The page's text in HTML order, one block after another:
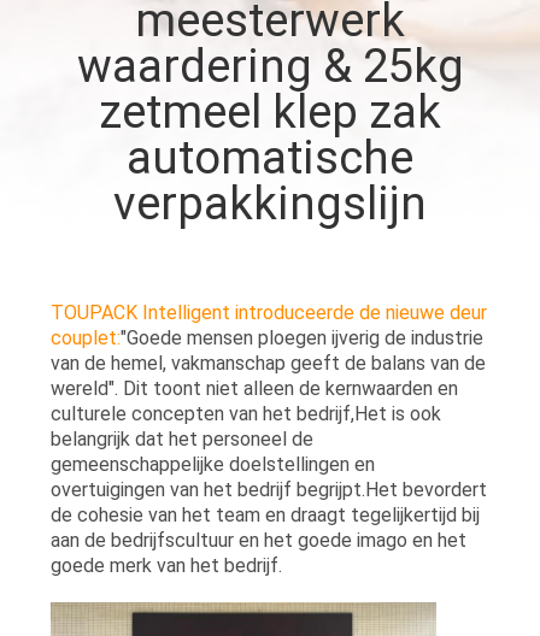
KWALITEITSCONTROLE
CONTACT
NIEUWS
GEVALLEN
VRAAG
EEN
OFFERTE
meesterwerk
waardering & 25kg
zetmeel klep zak
automatische
verpakkingslijn
TOUPACK Intelligent introduceerde de nieuwe deur
couplet:"Goede mensen ploegen ijverig de industrie
van de hemel, vakmanschap geeft de balans van de
wereld". Dit toont niet alleen de kernwaarden en
culturele concepten van het bedrijf,Het is ook
belangrijk dat het personeel de
gemeenschappelijke doelstellingen en
overtuigingen van het bedrijf begrijpt.Het bevordert
de cohesie van het team en draagt tegelijkertijd bij
aan de bedrijfscultuur en het goede imago en het
goede merk van het bedrijf.